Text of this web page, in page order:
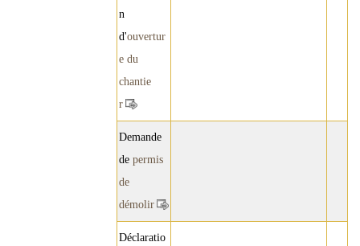
n
d'ouvertur
e du
chantie
r
Demande
de permis
de
démolir
Déclaratio